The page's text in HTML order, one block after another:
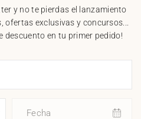
y no te pierdas el lanzamiento
exclusivas y concursos...
descuento en tu primer pedido!
Fecha